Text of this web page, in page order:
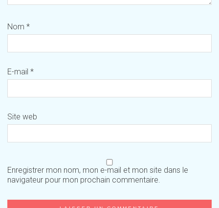
Nom *
E-mail *
Site web
Enregistrer mon nom, mon e-mail et mon site dans le
navigateur pour mon prochain commentaire.